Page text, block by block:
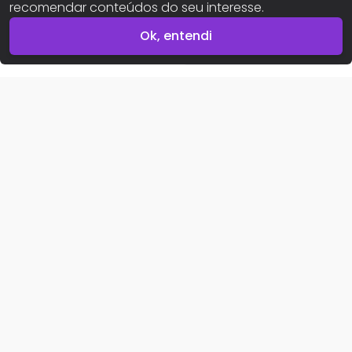
recomendar conteúdos do seu interesse.
Ok, entendi
Imóvel indisponível